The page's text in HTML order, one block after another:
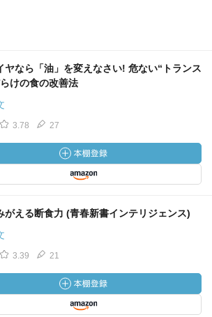
るのが危ない理由として、脂肪組織に溜
くなった有害物質を は血流に乗って全身
状が出たり、命を脅かしたりすることさ
る断食は、普段なら有害物質を取り込み
いるだろう僧侶だからこそ可能であると
変えた。
集大成ともいうべき健康プログラム。
ヤなら「油」を変えなさい! 危ない“トランス
けの食の改善法
3.78 27
がえる断食力 (青春新書インテリジェンス)
3.39 21